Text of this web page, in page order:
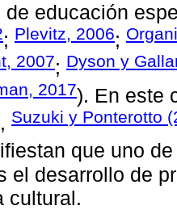
de educación
; Plevitz, 2006;
2007; Dyson y
2017). En este
Suzuki y Ponterotto
que uno
el desarrollo de
cultural.